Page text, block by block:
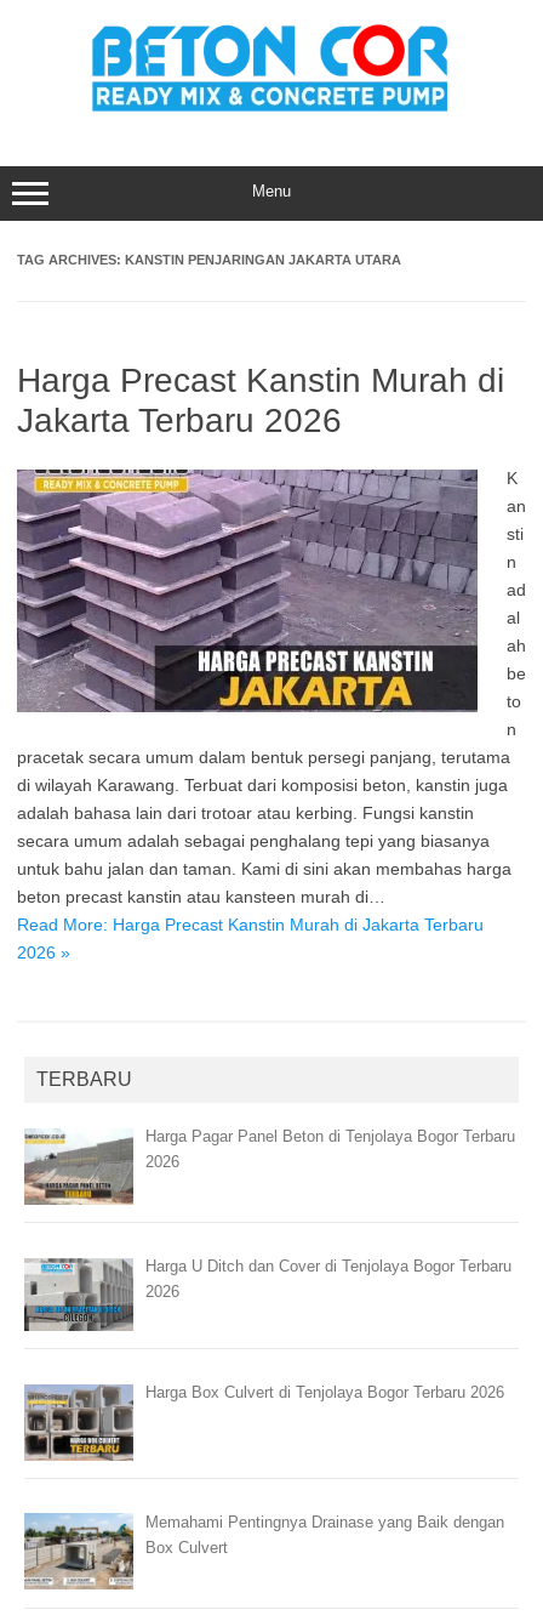
Menu
TAG ARCHIVES: KANSTIN PENJARINGAN JAKARTA UTARA
Harga Precast Kanstin Murah di
Jakarta Terbaru 2026
K
an
sti
n
ad
al
ah
be
to
n
pracetak secara umum dalam bentuk persegi panjang, terutama
di wilayah Karawang. Terbuat dari komposisi beton, kanstin juga
adalah bahasa lain dari trotoar atau kerbing. Fungsi kanstin
secara umum adalah sebagai penghalang tepi yang biasanya
untuk bahu jalan dan taman. Kami di sini akan membahas harga
beton precast kanstin atau kansteen murah di…
Read More: Harga Precast Kanstin Murah di Jakarta Terbaru
2026 »
TERBARU
Harga Pagar Panel Beton di Tenjolaya Bogor Terbaru
2026
Harga U Ditch dan Cover di Tenjolaya Bogor Terbaru
2026
Harga Box Culvert di Tenjolaya Bogor Terbaru 2026
Memahami Pentingnya Drainase yang Baik dengan
Box Culvert